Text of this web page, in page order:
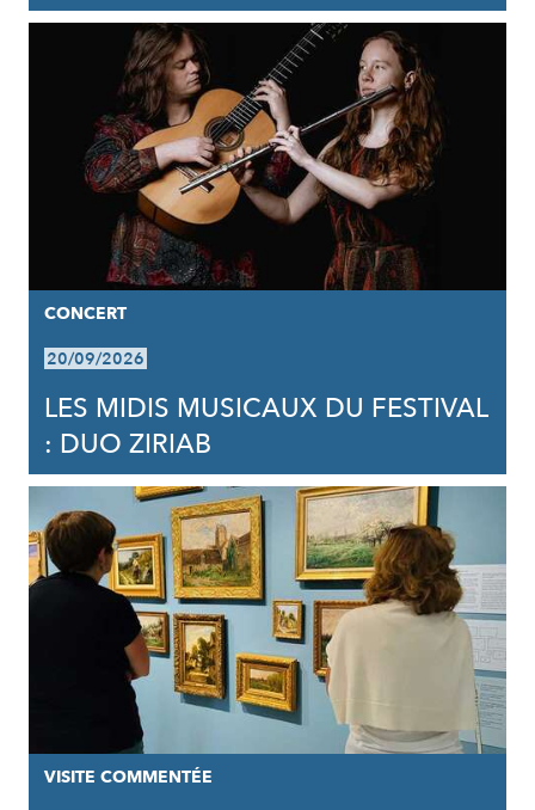
CONCERT
20/09/2026
LES MIDIS MUSICAUX DU FESTIVAL
: DUO ZIRIAB
VISITE COMMENTÉE